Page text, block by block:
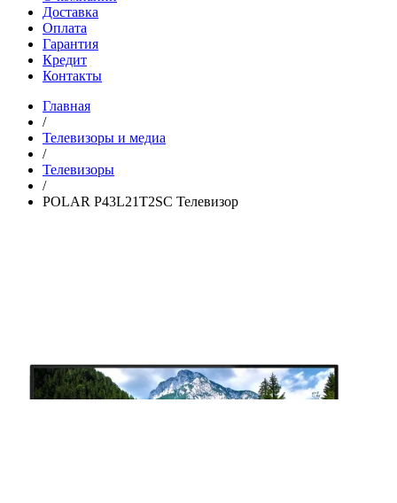
Доставка
Оплата
Гарантия
Кредит
Контакты
Главная
/
Телевизоры и медиа
/
Телевизоры
/
POLAR P43L21T2SC Телевизор